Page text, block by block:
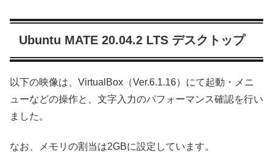
Ubuntu MATE 20.04.2 LTS デスクトップ
以下の映像は、VirtualBox（Ver.6.1.16）にて起動・メニ
ューなどの操作と、文字入力のパフォーマンス確認を行い
ました。
なお、メモリの割当は2GBに設定しています。